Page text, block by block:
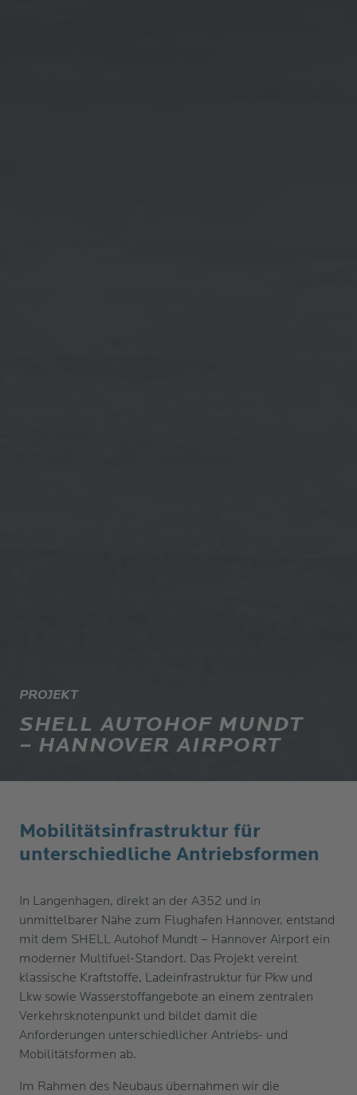
PROJEKT
SHELL AUTOHOF MUNDT
– HANNOVER AIRPORT
Mobilitätsinfrastruktur für
unterschiedliche Antriebsformen
In Langenhagen, direkt an der A352 und in
unmittelbarer Nähe zum Flughafen Hannover, entstand
mit dem SHELL Autohof Mundt – Hannover Airport ein
moderner Multifuel-Standort. Das Projekt vereint
klassische Kraftstoffe, Ladeinfrastruktur für Pkw und
Lkw sowie Wasserstoffangebote an einem zentralen
Verkehrsknotenpunkt und bildet damit die
Anforderungen unterschiedlicher Antriebs- und
Mobilitätsformen ab.
Im Rahmen des Neubaus übernahmen wir die